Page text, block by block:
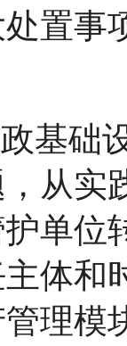
置事
政基
从实
单位
体和
理模